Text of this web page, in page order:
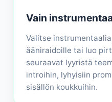
Vain
Valitse
ääniraidoille tai luo
seuraavat lyyristä
introihin, lyhyisiin
sisällön koukkuihin.